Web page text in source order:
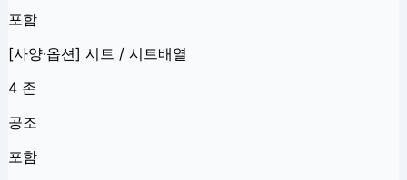
포함
[사양·옵션] 시트 / 시트배열
4 존
공조
포함